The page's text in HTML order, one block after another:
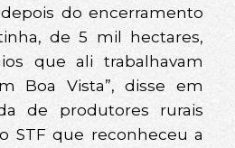
do encerramento
de 5 mil hectares,
que ali trabalhavam
Boa Vista”, disse em
de produtores rurais
STF que reconheceu a